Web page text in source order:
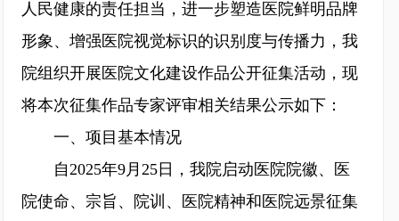
人民健康的责任担当，进一步塑造医院鲜明品牌
形象、增强医院视觉标识的识别度与传播力，我
院组织开展医院文化建设作品公开征集活动，现
将本次征集作品专家评审相关结果公示如下：
一、项目基本情况
自2025年9月25日，我院启动医院院徽、医
院使命、宗旨、院训、医院精神和医院远景征集